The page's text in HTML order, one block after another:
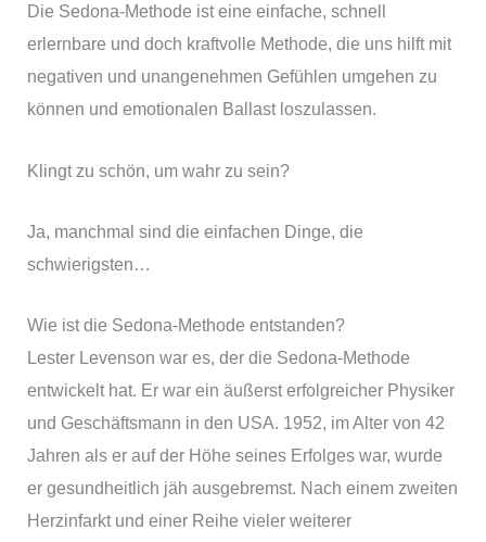
Die Sedona-Methode ist eine einfache, schnell
erlernbare und doch kraftvolle Methode, die uns hilft mit
negativen und unangenehmen Gefühlen umgehen zu
können und emotionalen Ballast loszulassen.
Klingt zu schön, um wahr zu sein?
Ja, manchmal sind die einfachen Dinge, die
schwierigsten…
Wie ist die Sedona-Methode entstanden?
Lester Levenson war es, der die Sedona-Methode
entwickelt hat. Er war ein äußerst erfolgreicher Physiker
und Geschäftsmann in den USA. 1952, im Alter von 42
Jahren als er auf der Höhe seines Erfolges war, wurde
er gesundheitlich jäh ausgebremst. Nach einem zweiten
Herzinfarkt und einer Reihe vieler weiterer